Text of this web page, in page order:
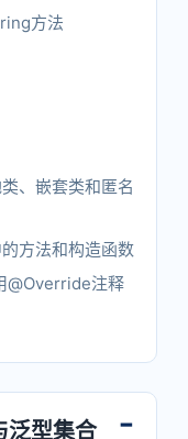
方法
、嵌套类和匿名
方法和构造函数
@Override注释
型集合